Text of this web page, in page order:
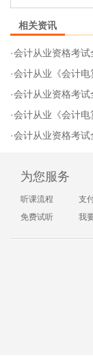
相关资讯
·会计从业资格考试
·会计从业《会计电算
·会计从业资格考试
·会计从业《会计电
·会计从业资格考试
为您服务
听课流程 支
免费试听
我